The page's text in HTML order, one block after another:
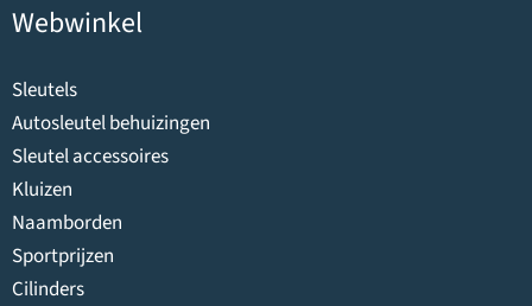
Webwinkel
Sleutels
Autosleutel behuizingen
Sleutel accessoires
Kluizen
Naamborden
Sportprijzen
Cilinders